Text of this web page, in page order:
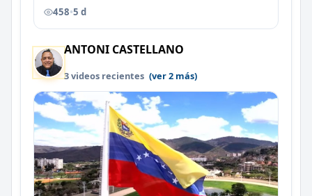
458•5 d
ANTONI CASTELLANO
3 videos recientes (ver 2 más)